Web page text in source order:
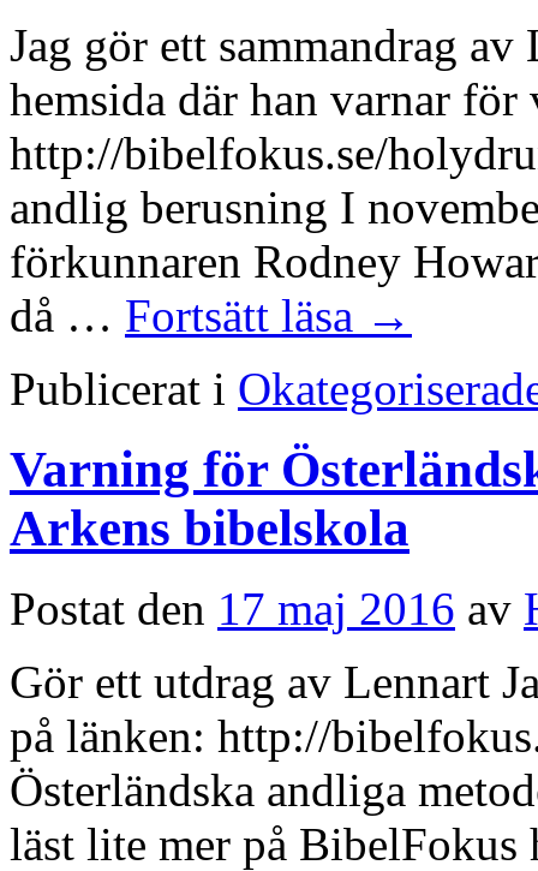
Jag gör ett sammandrag av
hemsida där han varnar
http://bibelfokus.se/
andlig berusning I
förkunnaren Rodney
då … Fortsätt läsa →
Publicerat i
Varning för
Arkens bibelskola
Postat den 17 maj 2016 av
Gör ett utdrag av Lennart
på länken: http://
Österländska andliga
läst lite mer på BibelFokus